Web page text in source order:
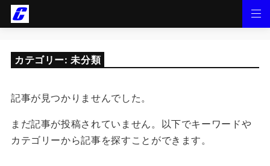
カテゴリー:未分類
記事が見つかりませんでした。
まだ記事が投稿されていません。以下でキーワードや
カテゴリーから記事を探すことができます。